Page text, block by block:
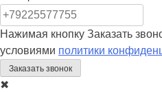
Нажимая кнопку Заказать
условиями политики
✖